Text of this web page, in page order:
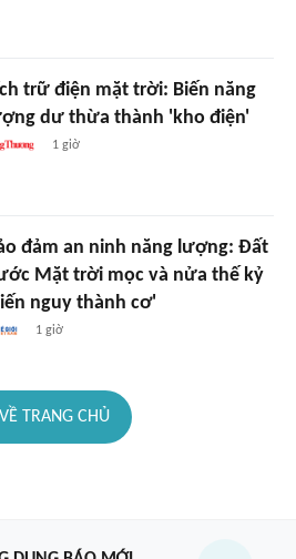
trữ điện mặt trời: Biến năng
dư thừa thành 'kho điện'
1 giờ
đảm an ninh năng lượng: Đất
Mặt trời mọc và nửa thế kỷ
nguy thành cơ'
1 giờ
VỀ TRANG CHỦ